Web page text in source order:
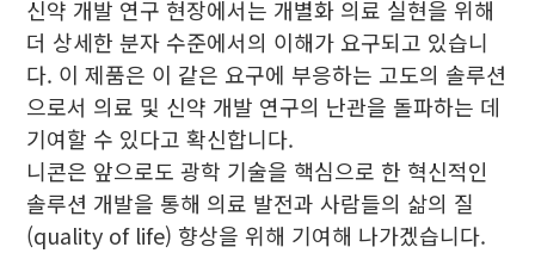
신약 개발 연구 현장에서는 개별화 의료 실현을 위해
더 상세한 분자 수준에서의 이해가 요구되고 있습니
다. 이 제품은 이 같은 요구에 부응하는 고도의 솔루션
으로서 의료 및 신약 개발 연구의 난관을 돌파하는 데
기여할 수 있다고 확신합니다.
니콘은 앞으로도 광학 기술을 핵심으로 한 혁신적인
솔루션 개발을 통해 의료 발전과 사람들의 삶의 질
(quality of life) 향상을 위해 기여해 나가겠습니다.